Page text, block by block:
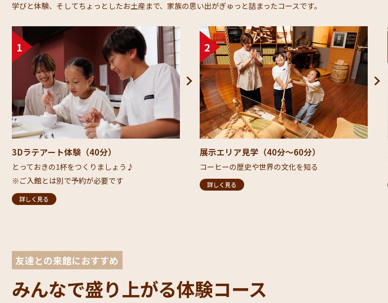
学びと体験、そしてちょっとしたお土産まで、家族の思い出がぎゅっと詰まったコースです。​
3Dラテアート体験（40分）​
とっておきの1杯をつくりましょう♪​
※ご入館とは別で予約が必要です
詳しく見る
展示エリア見学（40分～60分）
コーヒーの歴史や世界の文化を知る​
詳しく見る
友達との来館におすすめ
みんなで盛り上がる体験コース​